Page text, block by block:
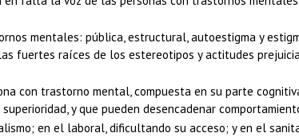
mentales: pública, estructural, autoestigma y
fuertes raíces de los estereotipos y actitudes
con trastorno mental, compuesta en su parte
y que pueden desencadenar
en el laboral, dificultando su acceso; y en el